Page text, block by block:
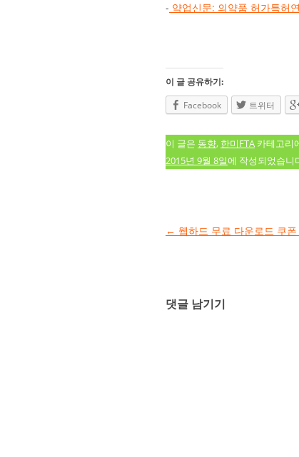
- 약업신문: 의약품 허가특허
이 글 공유하기:
Facebook
트위터
이 글은 동향, 한미FTA 카테고리
2015년 9월 8일에 작성되었습니
글 네비게이션
← 웹하드 무료 다운로드 쿠
댓글 남기기